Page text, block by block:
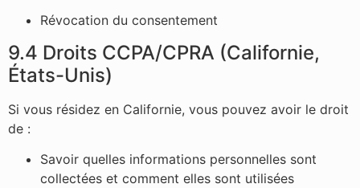
Révocation du consentement
9.4 Droits CCPA/CPRA (Californie,
États-Unis)
Si vous résidez en Californie, vous pouvez avoir le droit
de :
Savoir quelles informations personnelles sont
collectées et comment elles sont utilisées